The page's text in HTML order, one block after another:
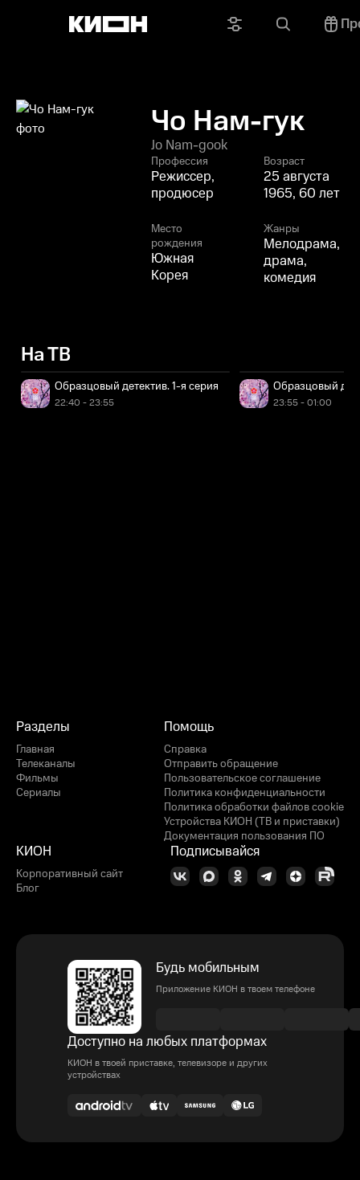
Чо Нам-гук
Jo Nam-gook
Профессия
Режиссер,
продюсер
Возраст
25 августа
1965, 60 лет
Место
рождения
Южная
Корея
Жанры
Мелодрама,
драма,
комедия
На ТВ
Образцовый детектив. 1-я серия
22:40 - 23:55
Образцовый
23:55 - 01:00
Разделы
Главная
Телеканалы
Фильмы
Сериалы
Помощь
Справка
Отправить обращение
Пользовательское соглашение
Политика конфиденциальности
Политика обработки файлов cookie
Устройства КИОН (ТВ и приставки)
Документация пользования ПО
КИОН
Корпоративный сайт
Блог
Подписывайся
Будь мобильным
Приложение КИОН в твоем телефоне
Доступно на любых платформах
КИОН в твоей приставке, телевизоре и других
устройствах